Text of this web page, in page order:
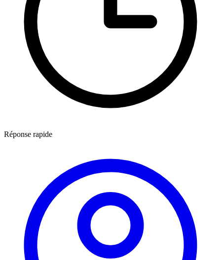
Réponse rapide